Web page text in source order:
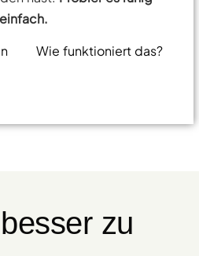
Wie funktioniert das?
zu